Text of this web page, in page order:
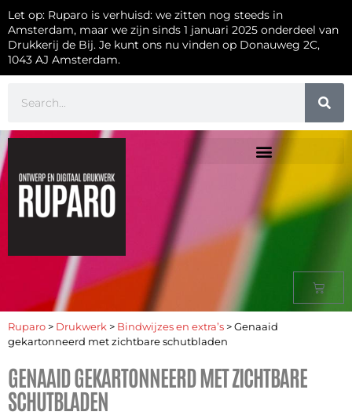
Let op: Ruparo is verhuisd: we zitten nog steeds in
Amsterdam, maar we zijn sinds 1 januari 2025 onderdeel van
Drukkerij de Bij. Je kunt ons nu vinden op Donauweg 2C,
1043 AJ Amsterdam.
Ruparo > Drukwerk > Bindwijzes en extra’s > Genaaid
gekartonneerd met zichtbare schutbladen
GENAAID GEKARTONNEERD MET ZICHTBARE
SCHUTBLADEN